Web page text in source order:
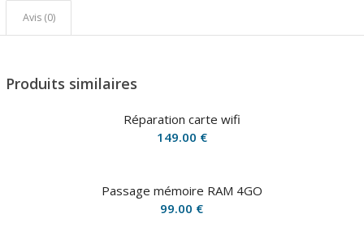
Avis (0)
Produits similaires
Réparation carte wifi
149.00 €
Passage mémoire RAM 4GO
99.00 €